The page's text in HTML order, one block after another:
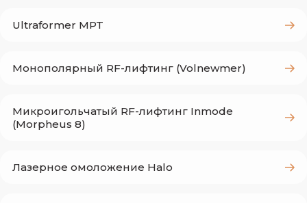
тусклый, неровный тон кожи и потеря
фотостарения;
снижение упругости и плотности кожи;
Ultraformer MPT
Монополярный RF-лифтинг (Volnewmer)
Микроигольчатый RF-лифтинг Inmode
(Morpheus 8)
Лазерное омоложение Halo